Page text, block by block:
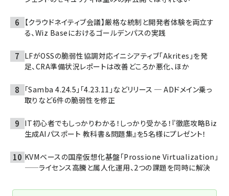
【クラウドネイティブ会議】厳格な統制と開発者体験を両立す
る、Wiz Baseにおけるゴールデンパスの実践
LFがOSSの脆弱性協調対応イニシアティブ「Akrites」を発
足、CRA準備状況レポートは改善どころか悪化、ほか
「Samba 4.24.5」「4.23.11」などリリース ─ ADドメイン乗っ
取りなど6件の脆弱性を修正
IT初心者でもしっかりわかる！しっかり受かる！『徹底攻略Biz
生成AIパスポート 教科書＆問題集』を5名様にプレゼント！
KVMベースの国産仮想化基盤「Prossione Virtualization」
——ライセンス高騰と属人化運用、2つの課題を同時に解決